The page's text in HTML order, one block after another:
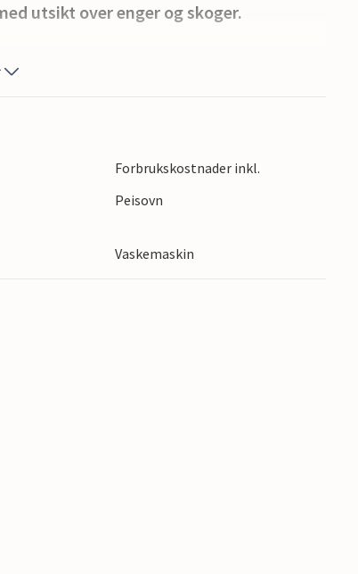
utsikt over enger og skoger.
i omgivelsene. Start dagen avslappet
som er kjent for sin ro og
rundt, eller gå en tur på velholdte
til Njupeskär, Sveriges høyeste fossefall.
Forbrukskostnader inkl.
Peisovn
Vaskemaskin